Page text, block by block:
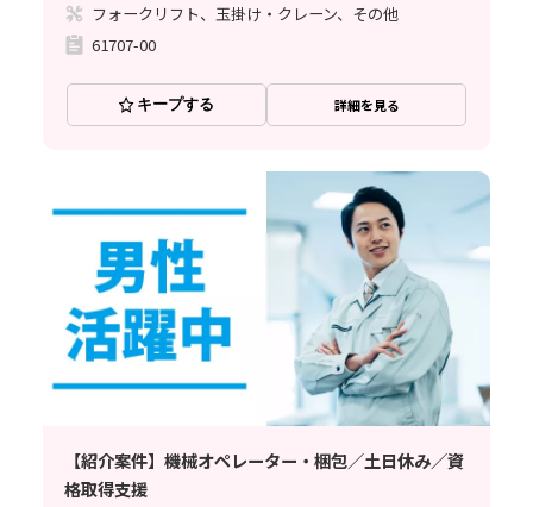
フォークリフト、玉掛け・クレーン、その他
61707-00
キープする 詳細を見る
【紹介案件】機械オペレーター・梱包／土日休み／資
格取得支援